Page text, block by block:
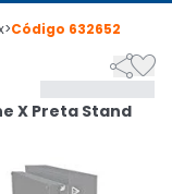
>Código 632652

X Preta Stand